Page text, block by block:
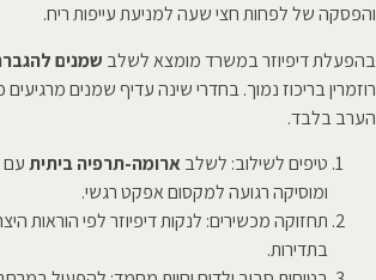
והפסקה של לפחות חצי שעה למניעת עייפות ריח.
בהפעלת דיפיוזר במשרד מומצא לשלב שמנים
רוזמרין בריכוז נמוך. בחדרי שינה עדיף שמנים
הערב בלבד.
טיפים לשילוב: לשלב ארומה-תרפיה ביתיתעם
ומוסיקה רגועה למקסום אפקט רגשי.
תחזוקה מכשירים: לנקות דיפיוזר לפי הוראות
בתדירות.